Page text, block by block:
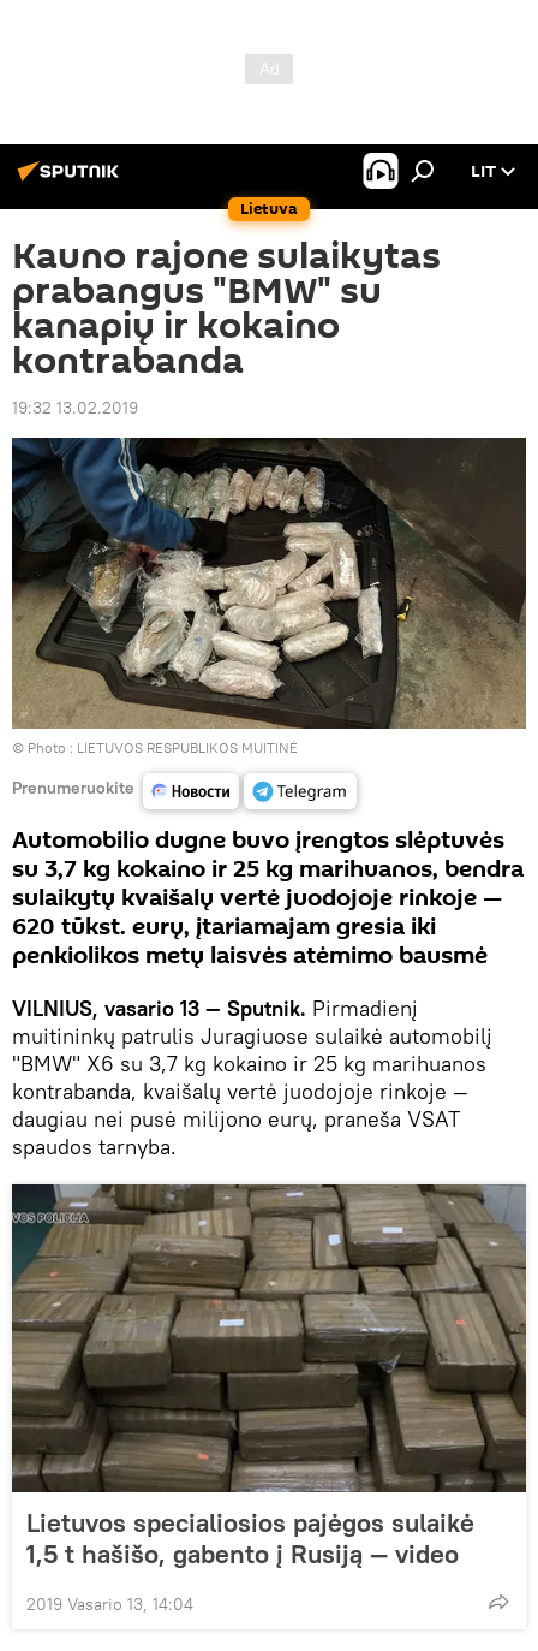
Lietuva
LIT
Kauno rajone sulaikytas
prabangus "BMW" su
kanapių ir kokaino
kontrabanda
19:32 13.02.2019
© Photo : LIETUVOS RESPUBLIKOS MUITINĖ
Prenumeruokite
Automobilio dugne buvo įrengtos slėptuvės
su 3,7 kg kokaino ir 25 kg marihuanos, bendra
sulaikytų kvaišalų vertė juodojoje rinkoje —
620 tūkst. eurų, įtariamajam gresia iki
penkiolikos metų laisvės atėmimo bausmė
VILNIUS, vasario 13 — Sputnik. Pirmadienį
muitininkų patrulis Juragiuose sulaikė automobilį
"BMW" X6 su 3,7 kg kokaino ir 25 kg marihuanos
kontrabanda, kvaišalų vertė juodojoje rinkoje —
daugiau nei pusė milijono eurų, praneša VSAT
spaudos tarnyba.
Lietuvos specialiosios pajėgos sulaikė
1,5 t hašišo, gabento į Rusiją — video
2019 Vasario 13, 14:04